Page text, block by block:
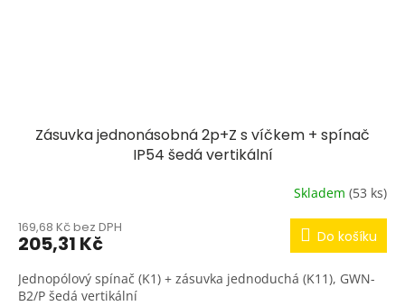
Zásuvka jednonásobná 2p+Z s víčkem + spínač
IP54 šedá vertikální
Skladem (53 ks)
169,68 Kč bez DPH
205,31 Kč Do košíku
Jednopólový spínač (K1) + zásuvka jednoduchá (K11), GWN-
B2/P šedá vertikální